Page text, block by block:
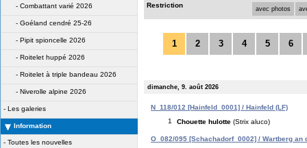
- Combattant varié 2026
- Goéland cendré 25-26
- Pipit spioncelle 2026
- Roitelet huppé 2026
- Roitelet à triple bandeau 2026
- Niverolle alpine 2026
- Les galeries
Information
- Toutes les nouvelles
Restriction avec photos
1 2 3 4 5 6
dimanche, 9. août 2026
N_118/012 [Hainfeld_0001] / Hainfeld (LF)
1
Chouette hulotte (Strix aluco)
O_082/095 [Schachadorf_0002] / Wartberg an